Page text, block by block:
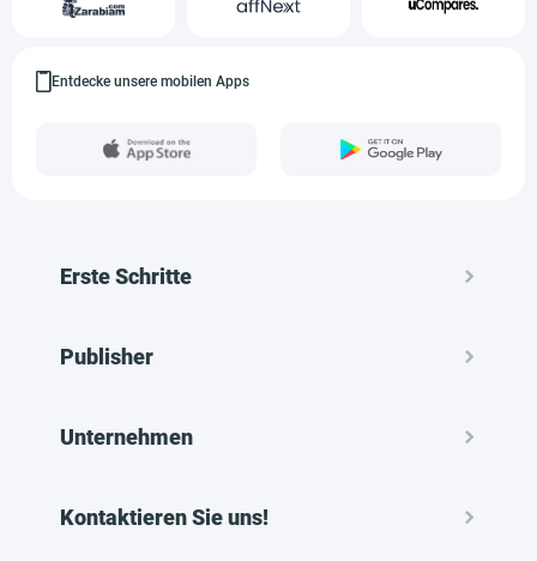
Entdecke unsere mobilen Apps
Erste Schritte
Publisher
Unternehmen
Kontaktieren Sie uns!